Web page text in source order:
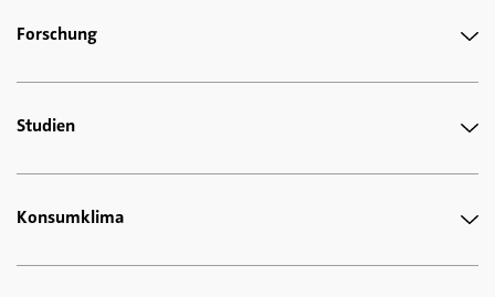
Forschung
Studien
Konsumklima